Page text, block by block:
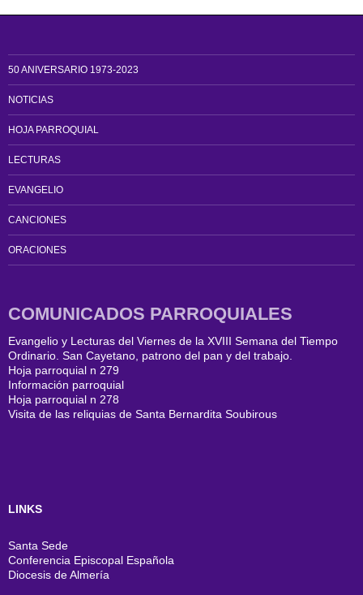
50 ANIVERSARIO 1973-2023
NOTICIAS
HOJA PARROQUIAL
LECTURAS
EVANGELIO
CANCIONES
ORACIONES
COMUNICADOS PARROQUIALES
Evangelio y Lecturas del Viernes de la XVIII Semana del Tiempo
Ordinario. San Cayetano, patrono del pan y del trabajo.
Hoja parroquial n 279
Información parroquial
Hoja parroquial n 278
Visita de las reliquias de Santa Bernardita Soubirous
LINKS
Santa Sede
Conferencia Episcopal Española
Diocesis de Almería